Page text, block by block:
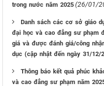
trong nước năm 2025 (26/01/
Danh sách các cơ sở giáo
đại học và cao đẳng sư phạm
giá và được đánh giá/công
dục (cập nhật đến ngày 31/12/
Thông báo kết quả phúc
và cao đẳng sư phạm năm